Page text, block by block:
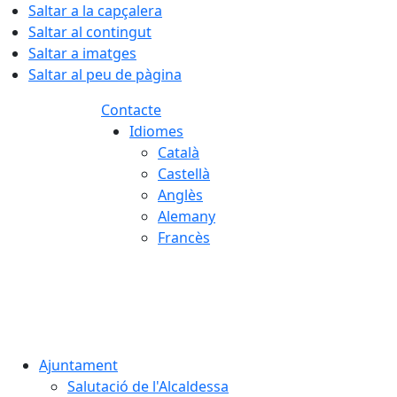
Saltar a la capçalera
Saltar al contingut
Saltar a imatges
Saltar al peu de pàgina
Contacte
Idiomes
Català
Castellà
Anglès
Alemany
Francès
Ajuntament
Salutació de l'Alcaldessa